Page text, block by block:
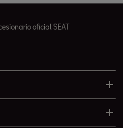
oficial SEAT